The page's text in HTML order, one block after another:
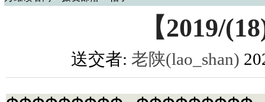
【2019/
送交者: 老陕(lao_shan)